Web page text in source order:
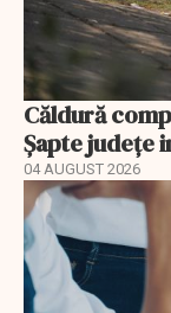
Căldură
Șapte județe
04 AUGUST 2026